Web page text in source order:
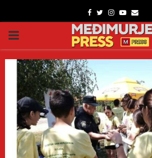
Facebook
TwitterInstagram
Youtube
Email
PRIMARY
MENU